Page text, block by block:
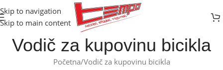
Skip to navigation
Skip to main content
Vodič za kupovinu bicikla
Početna Vodič za kupovinu bicikla